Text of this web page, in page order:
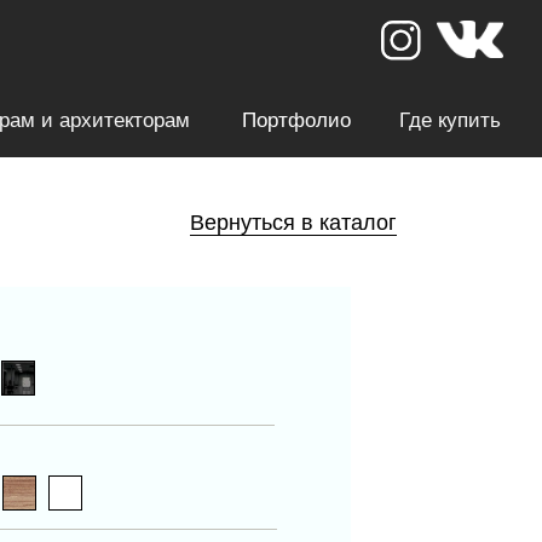
Портфолио
и архитекторам Где купить
Вернуться в каталог